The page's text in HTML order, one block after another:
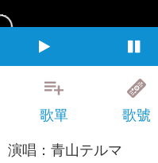
歌單 歌號
演唱：青山テルマ